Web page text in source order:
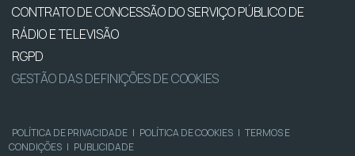
CONTRATO DE CONCESSÃO DO SERVIÇO PÚBLICO DE
RÁDIO E TELEVISÃO
RGPD
GESTÃO DAS DEFINIÇÕES DE COOKIES
POLÍTICA DE PRIVACIDADE | POLÍTICA DE COOKIES | TERMOS E
CONDIÇÕES | PUBLICIDADE